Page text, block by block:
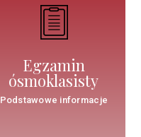
Egzamin
ósmoklasisty
Podstawowe informacje